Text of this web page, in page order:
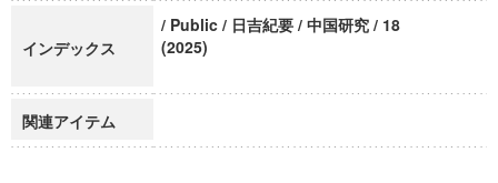
インデックス
/ Public / 日吉紀要 / 中国研究 / 18
(2025)
関連アイテム